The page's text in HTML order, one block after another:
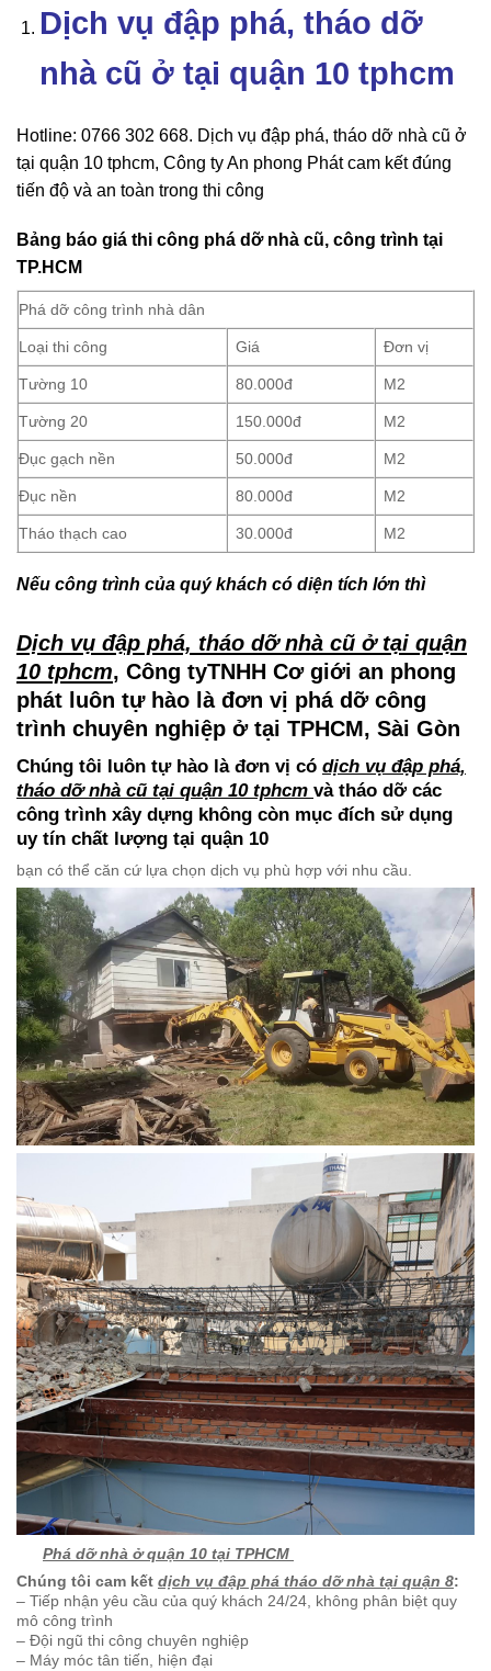
Dịch vụ đập phá, tháo dỡ
nhà cũ ở tại quận 10 tphcm
Hotline: 0766 302 668. Dịch vụ đập phá, tháo dỡ nhà cũ ở
tại quận 10 tphcm, Công ty An phong Phát cam kết đúng
tiến độ và an toàn trong thi công
Bảng báo giá thi công phá dỡ nhà cũ, công trình tại
TP.HCM
Phá dỡ công trình nhà dân
Loại thi công Giá Đơn vị
Tường 10 80.000đ M2
Tường 20 150.000đ M2
Đục gạch nền 50.000đ M2
Đục nền 80.000đ M2
Tháo thạch cao 30.000đ M2
Nếu công trình của quý khách có diện tích lớn thì
Dịch vụ đập phá, tháo dỡ nhà cũ ở tại quận
10 tphcm, Công tyTNHH Cơ giới an phong
phát luôn tự hào là đơn vị phá dỡ công
trình chuyên nghiệp ở tại TPHCM, Sài Gòn
Chúng tôi luôn tự hào là đơn vị có dịch vụ đập phá,
tháo dỡ nhà cũ tại quận 10 tphcm và tháo dỡ các
công trình xây dựng không còn mục đích sử dụng
uy tín chất lượng tại quận 10
bạn có thể căn cứ lựa chọn dịch vụ phù hợp với nhu cầu.
Phá dỡ nhà ở quận 10 tại TPHCM
Chúng tôi cam kết dịch vụ đập phá tháo dỡ nhà tại quận 8:
– Tiếp nhận yêu cầu của quý khách 24/24, không phân biệt quy
mô công trình
– Đội ngũ thi công chuyên nghiệp
– Máy móc tân tiến, hiện đại